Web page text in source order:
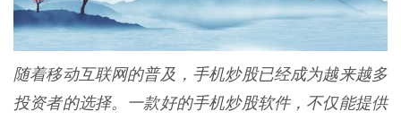
随着移动互联网的普及，手机炒股已经成为越来越多
投资者的选择。一款好的手机炒股软件，不仅能提供